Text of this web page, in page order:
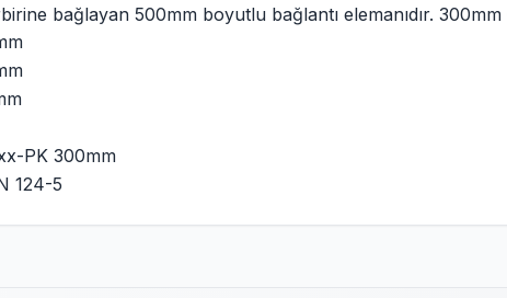
bağlayan 500mm boyutlu bağlantı elemanıdır.
PK 300mm
124-5